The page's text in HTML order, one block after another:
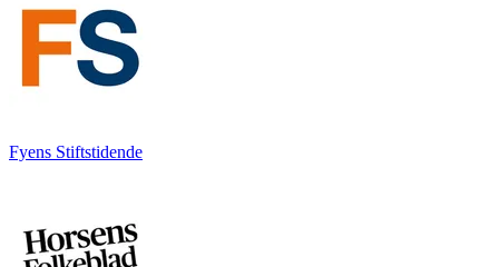
Fyens Stiftstidende